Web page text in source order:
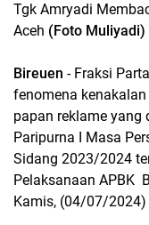
Tgk Amryadi
Aceh (Foto Muliyadi)
Bireuen - Fraksi
fenomena
papan reklame
Paripurna I Masa
Sidang 2023/2024
Pelaksanaan APBK
Kamis, (04/07/2024)